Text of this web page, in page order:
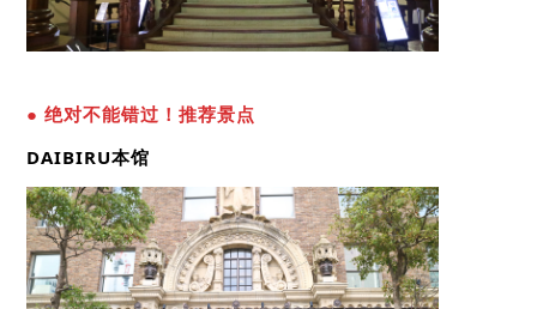
● 绝对不能错过！推荐景点
DAIBIRU本馆